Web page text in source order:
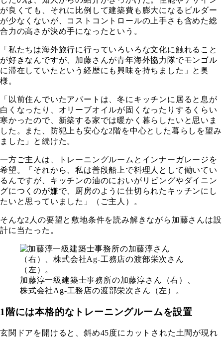
が良くても、それに比例して建築費も膨大になるビルダー
が少なくないが、コストコントロールの上手さも含めた総
合力の高さが決め手になったという。
「私たちは海外旅行に行っていろいろな文化に触れること
が好きなんですが、加藤さんが青年海外協力隊でモンゴル
に滞在していたという経歴にも興味を持ちました」と奥
様。
「以前住んでいたアパートは、冬にキッチンに居ると息が
白くなったり、オリーブオイルが固くなったりするくらい
寒かったので、新築する家では暖かく暮らしたいと思いま
した。また、防犯上も安心な2階を中心とした暮らしを望み
ました」と続けた。
一方ご主人は、トレーニングルームとインナーガレージを
希望。「それから、私は普段船上で料理人として働いてい
るんですが、キッチンの油のにおいがリビングやダイニン
グにつくのが嫌で、厨房のように仕切られたキッチンにし
たいと思っていました」（ご主人）。
そんな2人の要望と敷地条件を読み解きながら加藤さんは設
計に当たった。
加藤淳一級建築士事務所の加藤淳さん（右）、
株式会社Ag-工務店の渡部栄次さん（左）。
1階には本格的なトレーニングルームを設置
玄関ドアを開けると、斜め45度にカットされた土間が現れ